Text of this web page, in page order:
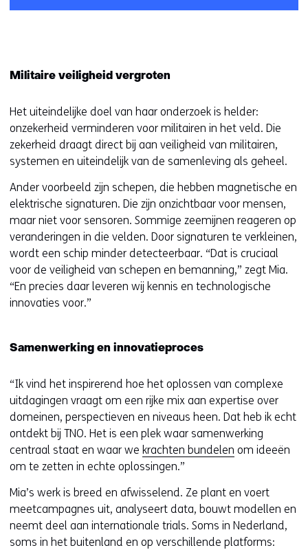
Militaire veiligheid vergroten
Het uiteindelijke doel van haar onderzoek is helder:
onzekerheid verminderen voor militairen in het veld. Die
zekerheid draagt direct bij aan veiligheid van militairen,
systemen en uiteindelijk van de samenleving als geheel.
Ander voorbeeld zijn schepen, die hebben magnetische en
elektrische signaturen. Die zijn onzichtbaar voor mensen,
maar niet voor sensoren. Sommige zeemijnen reageren op
veranderingen in die velden. Door signaturen te verkleinen,
wordt een schip minder detecteerbaar. “Dat is cruciaal
voor de veiligheid van schepen en bemanning,” zegt Mia.
“En precies daar leveren wij kennis en technologische
innovaties voor.”
Samenwerking en innovatieproces
“Ik vind het inspirerend hoe het oplossen van complexe
uitdagingen vraagt om een rijke mix aan expertise over
domeinen, perspectieven en niveaus heen. Dat heb ik echt
ontdekt bij TNO. Het is een plek waar samenwerking
centraal staat en waar we krachten bundelen om ideeën
om te zetten in echte oplossingen.”
Mia’s werk is breed en afwisselend. Ze plant en voert
meetcampagnes uit, analyseert data, bouwt modellen en
neemt deel aan internationale trials. Soms in Nederland,
soms in het buitenland en op verschillende platforms: